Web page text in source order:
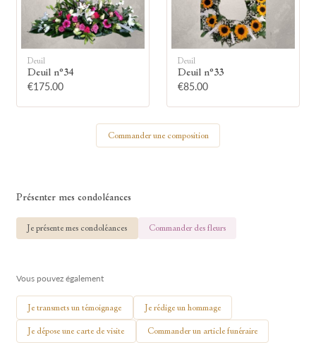
Allumez une bougie
Montrez votre soutien à la famille en
allumant symboliquement une bougie.
Votre prénom
Votre nom
Deuil
Deuil n°34
€175.00
Deuil
Deuil n°33
€85.00
Commander une composition
Présenter mes condoléances
Je présente mes condoléances Commander des fleurs
Vous pouvez également
Je transmets un témoignage Je rédige un hommage
Je dépose une carte de visite Commander un article funéraire